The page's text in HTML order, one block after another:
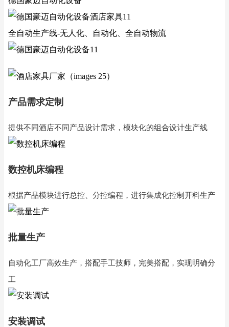
全自动生产线-无人化、自动化、全自动物流
产品需求定制
提供不同酒店不同产品设计需求，模块化的组合设计生产线
数控机床编程
根据产品模块进行总控、分控编程，进行集成化控制开料生产
批量生产
自动化工厂高效生产，搭配手工技师，完美搭配，实现明确分
工
安装调试